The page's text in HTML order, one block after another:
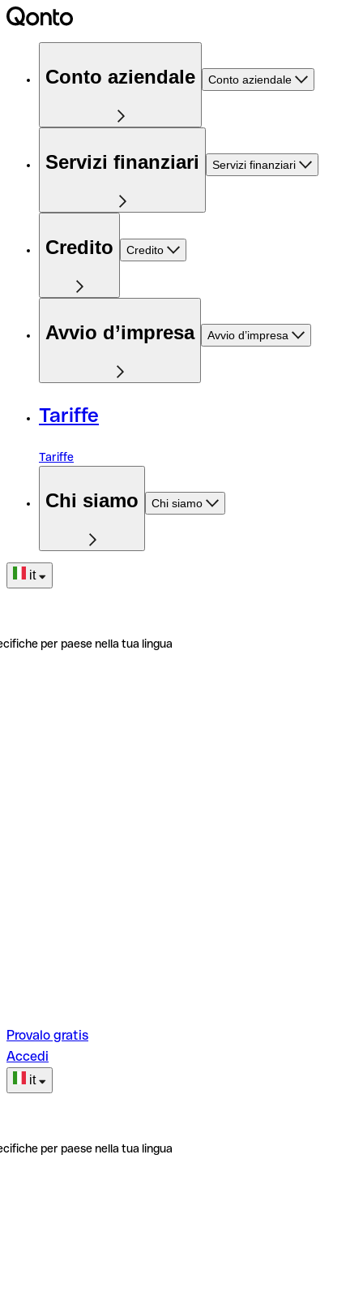
Conto aziendale Conto aziendale
Servizi finanziari Servizi finanziari
Credito Credito
Avvio d’impresa Avvio d’impresa
Tariffe
Tariffe
Chi siamo Chi siamo
it
per paese nella tua lingua
Provalo gratis
Accedi
it
per paese nella tua lingua